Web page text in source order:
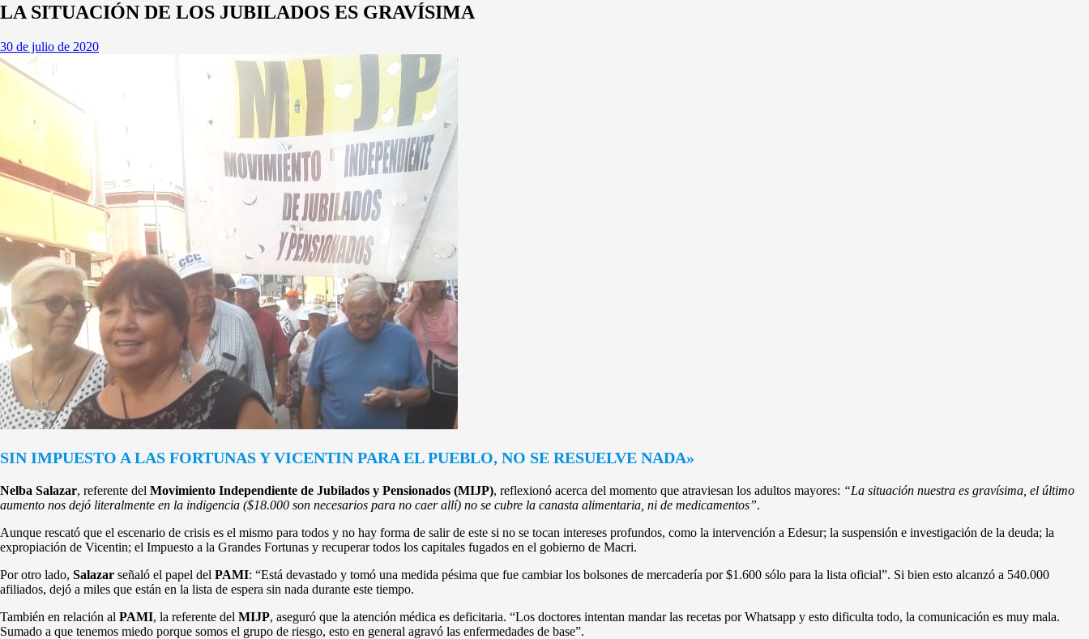
LA SITUACIÓN DE LOS JUBILADOS ES GRAVÍSIMA
30 de julio de 2020
SIN IMPUESTO A LAS FORTUNAS Y VICENTIN PARA EL PUEBLO, NO SE RESUELVE NADA»
Nelba Salazar, referente del Movimiento Independiente de Jubilados y Pensionados (MIJP), reflexionó acerca del momento que atraviesan los adultos mayores: “La situación nuestra es gravísima, el último
aumento nos dejó literalmente en la indigencia ($18.000 son necesarios para no caer allí) no se cubre la canasta alimentaria, ni de medicamentos”.
Aunque rescató que el escenario de crisis es el mismo para todos y no hay forma de salir de este si no se tocan intereses profundos, como la intervención a Edesur; la suspensión e investigación de la deuda; la
expropiación de Vicentin; el Impuesto a la Grandes Fortunas y recuperar todos los capitales fugados en el gobierno de Macri.
Por otro lado, Salazar señaló el papel del PAMI: “Está devastado y tomó una medida pésima que fue cambiar los bolsones de mercadería por $1.600 sólo para la lista oficial”. Si bien esto alcanzó a 540.000
afiliados, dejó a miles que están en la lista de espera sin nada durante este tiempo.
También en relación al PAMI, la referente del MIJP, aseguró que la atención médica es deficitaria. “Los doctores intentan mandar las recetas por Whatsapp y esto dificulta todo, la comunicación es muy mala.
Sumado a que tenemos miedo porque somos el grupo de riesgo, esto en general agravó las enfermedades de base”.